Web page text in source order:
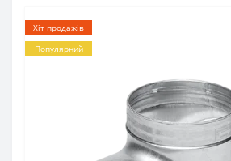
Хіт продажів
Популярний